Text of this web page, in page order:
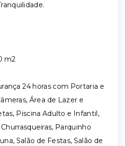
m2
24 horas com Portaria e
Área de Lazer e
Piscina Adulto e Infantil,
Parquinho
Salão de Festas, Salão de